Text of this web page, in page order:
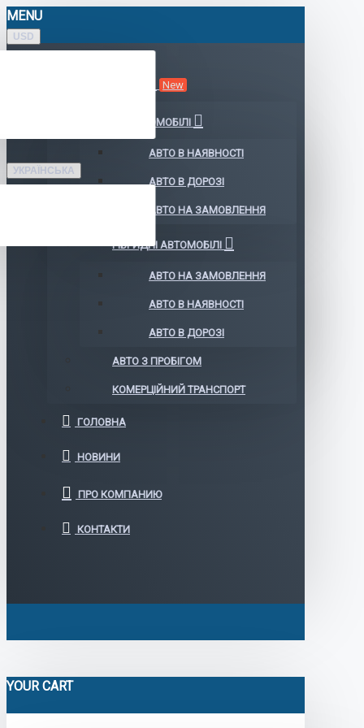
MENU
USD
УКРАЇНСЬКА
New
ЕЛЕКТРОМОБІЛІ
АВТО В НАЯВНОСТІ
АВТО В ДОРОЗІ
АВТО НА ЗАМОВЛЕННЯ
ГІБРИДНІ АВТОМОБІЛІ
АВТО НА ЗАМОВЛЕННЯ
АВТО В НАЯВНОСТІ
АВТО В ДОРОЗІ
АВТО З ПРОБІГОМ
КОМЕРЦІЙНИЙ ТРАНСПОРТ
ГОЛОВНА
НОВИНИ
ПРО КОМПАНИЮ
КОНТАКТИ
YOUR CART